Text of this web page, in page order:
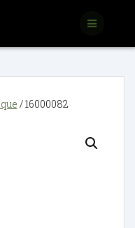
/ 16000082